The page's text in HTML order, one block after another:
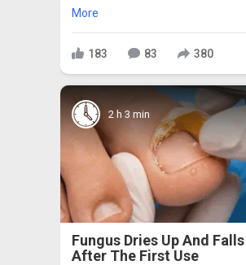
More
183 83 380
2 h 3 min
Fungus Dries Up And
After The First Use